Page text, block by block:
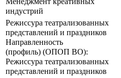
индустрий
Режиссура театрализованных
представлений и праздников
Направленность
(профиль) (ОПОП ВО):
Режиссура театрализованных
представлений и праздников